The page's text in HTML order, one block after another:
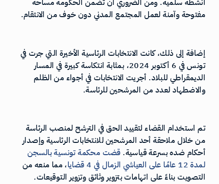
مفتوحة وآمنة لعمل المجتمع المدني دون خوف من الانتقام.
إضافة إلى ذلك، كانت الانتخابات الرئاسية الأخيرة التي جرت في
تونس في 6 أكتوبر 2024، بمثابة انتكاسة كبيرة في المسار
الديمقراطي للبلاد. أجريت الانتخابات في أجواء من الظلم
والاضطهاد لعدد من المرشحين للرئاسة.
تم استخدام القضاء لتقييد الحق في الترشح لمنصب الرئاسة
من خلال ملاحقة أحد المرشحين للانتخابات الرئاسية وإصدار
أحكام ضده بسرعة قياسية. قضت محكمةتونسيةبالسجن
لمدة12 عاما على العياشي الزمال في4 قضايا، مما منعه من
التصويت بناءً على اتهامات بتزوير وثائق وتزوير التوقيعات.